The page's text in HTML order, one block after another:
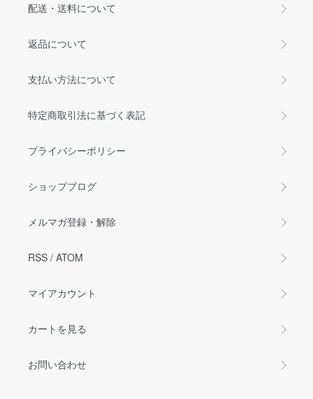
配送・送料について
返品について
支払い方法について
特定商取引法に基づく表記
プライバシーポリシー
ショップブログ
メルマガ登録・解除
RSS / ATOM
マイアカウント
カートを見る
お問い合わせ